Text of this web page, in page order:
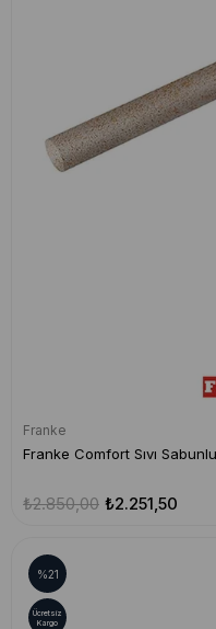
Franke
Franke Comfort Sıvı
₺2.251,50
₺2.850,00
%21
Ücretsiz
Kargo